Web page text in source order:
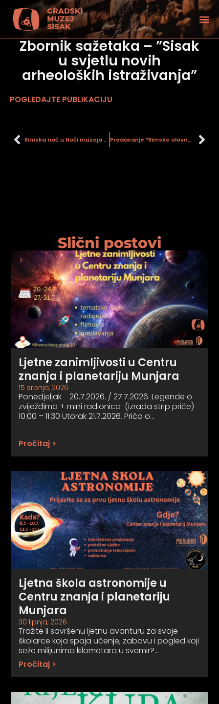
Zbornik sažetaka – ”Sisak
u svjetlu novih
arheoloških istraživanja”
POGLEDAJTE PUBLIKACIJU
Rimska noć u Noći muzeja 2015. Predavanje ”Rimske olovne tesere iz Siska”
Slični postovi
Ljetne zanimljivosti u Centru
znanja i planetariju Munjara
15 srpnja, 2026
Ponedjeljak 20.7.2026. / 27.7.2026. Legende o
zviježđima + mini radionica (izrada strip priče)
10:00 – 11:30 Utorak 21.7.2026. Priča o…
Pročitaj >
Ljetna škola astronomije u
Centru znanja i planetariju
Munjara
30 lipnja, 2026
Tražite li savršenu ljetnu avanturu za svoje
školarce koja spaja učenje, zabavu i pogled koji
seže milijunima kilometara u svemir?…
Pročitaj >